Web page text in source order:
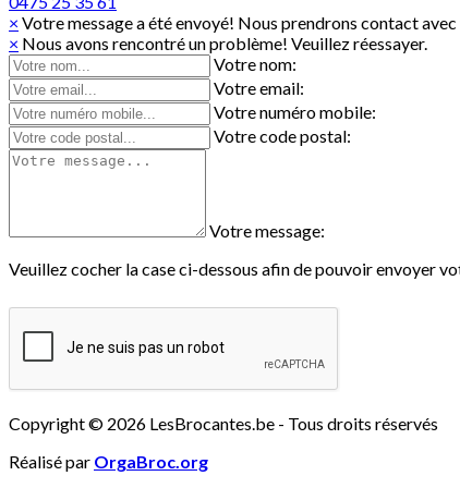
× Votre message a été envoyé! Nous prendrons contact avec
× Nous avons rencontré un problème! Veuillez réessayer.
Votre nom:
Votre email:
Votre numéro mobile:
Votre code postal:
Votre message:
Veuillez cocher la case ci-dessous afin de pouvoir envoyer
Copyright © 2026 LesBrocantes.be - Tous droits réservés
Réalisé par OrgaBroc.org